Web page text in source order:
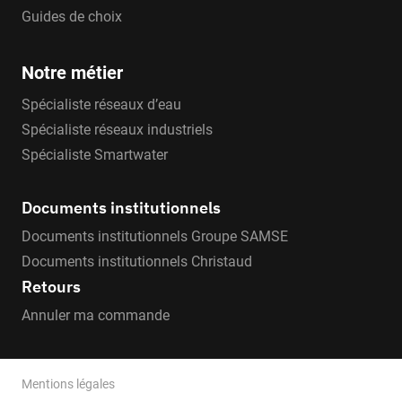
Guides de choix
Notre métier
Spécialiste réseaux d’eau
Spécialiste réseaux industriels
Spécialiste Smartwater
Documents institutionnels
Documents institutionnels Groupe SAMSE
Documents institutionnels Christaud
Retours
Annuler ma commande
Mentions légales